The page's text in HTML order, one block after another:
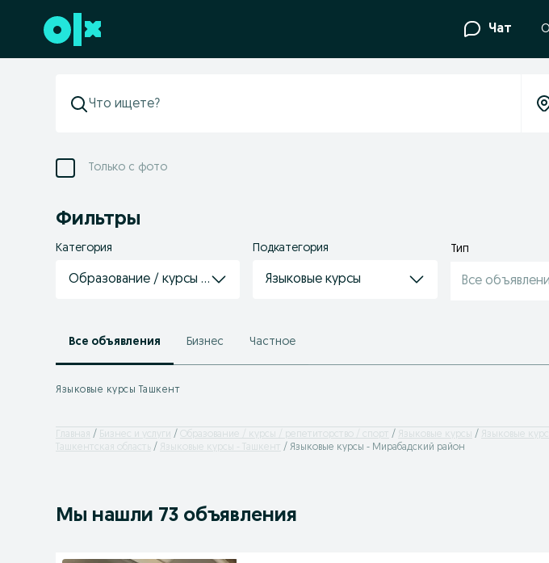
Перейти к нижнему колонтитулу Чат
Только с фото
Фильтры
Категория
Образование / курсы / репетиторство / спорт
Подкатегория
Языковые курсы
Тип
Все
Все объявления Бизнес Частное
Языковые курсы Ташкент
Главная Бизнес и услуги Образование / курсы / репетиторство / спорт Языковые курсы
Языковые
Ташкентская область
Языковые курсы - Ташкент Языковые курсы - Мирабадский район
Мы нашли 73 объявления